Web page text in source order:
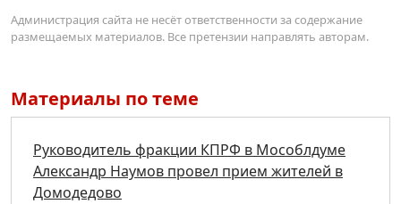
Администрация сайта не несёт ответственности за содержание
размещаемых материалов. Все претензии направлять авторам.
Материалы по теме
Руководитель фракции КПРФ в Мособлдуме
Александр Наумов провел прием жителей в
Домодедово